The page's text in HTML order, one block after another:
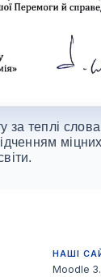
теплі
НАШІ
Moodle